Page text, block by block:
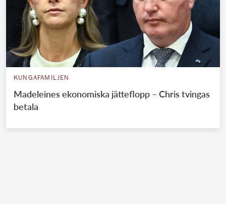
KUNGAFAMILJEN
Madeleines ekonomiska jätteflopp – Chris tvingas
betala